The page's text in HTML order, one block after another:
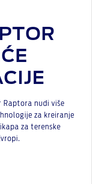
Raptora nudi više
za kreiranje
za terenske